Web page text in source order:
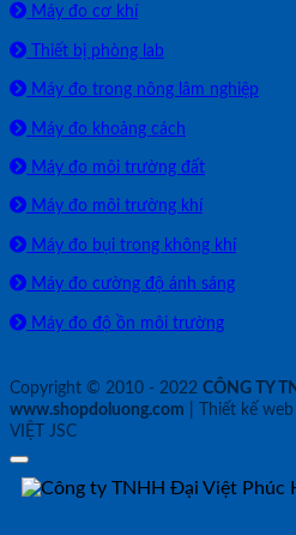
Máy đo cơ khí
Thiết bị phòng lab
Máy đo trong nông lâm nghiệp
Máy đo khoảng cách
Máy đo môi trường đất
Máy đo môi trường khí
Máy đo bụi trong không khí
Máy đo cường độ ánh sáng
Máy đo độ ồn môi trường
Copyright © 2010 - 2022 CÔNG TY
www.shopdoluong.com | Thiết kế
VIỆT JSC